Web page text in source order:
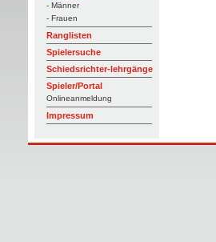
- Männer
- Frauen
Ranglisten
Spielersuche
Schiedsrichter-lehrgänge
Spieler/Portal
Onlineanmeldung
Impressum